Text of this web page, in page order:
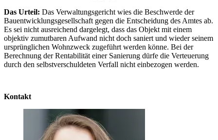
Das Urteil: Das Verwaltungsgericht wies die Beschwerde der
Bauent­wicklungsgesellschaft gegen die Entscheidung des Amtes ab.
Es sei nicht ausreichend dargelegt, dass das Objekt mit einem
objektiv zumutbaren Aufwand nicht doch saniert und wieder seinem
ursprünglichen Wohnzweck zugeführt werden könne. Bei der
Berechnung der Rentabilität einer Sanierung dürfe die Verteuerung
durch den selbstverschuldeten Verfall nicht einbezogen werden.
Kontakt